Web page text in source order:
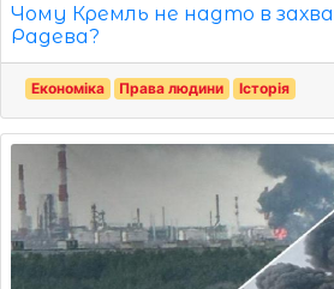
Чому Кремль не надто в
Радева?
Економіка Права людини Історія